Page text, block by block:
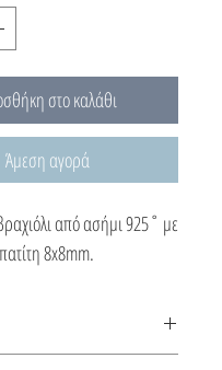
στο καλάθι
Άμεση αγορά
από ασήμι 925˚ με
8x8mm.